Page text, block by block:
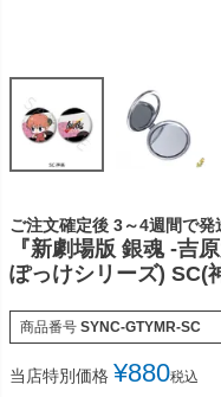
ご注文確定後 3～4週間で発
『新劇場版 銀魂 -吉
ぽっけシリーズ) SC(
商品番号 SYNC-GTYMR-SC
当店特別価格 ¥880税込